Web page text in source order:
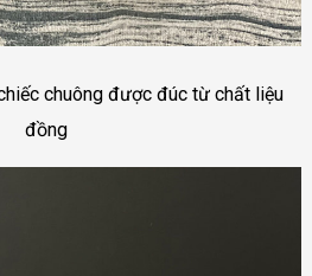
chuông được đúc từ chất liệu
đồng